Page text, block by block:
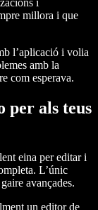
i
millora i que
l’aplicació i volia
amb la
com esperava.
per als teus
eina per editar i
L’únic
avançades.
un editor de